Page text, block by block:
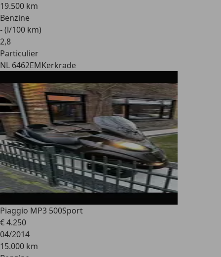
19.500 km
Benzine
- (l/100 km)
2,8
Particulier
NL 6462EMKerkrade
Piaggio MP3 500Sport
€ 4.250
04/2014
15.000 km